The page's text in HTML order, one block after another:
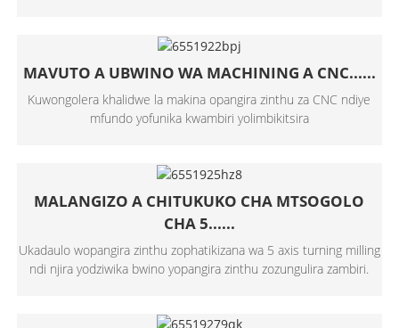
MAVUTO A UBWINO WA MACHINING A CNC......
Kuwongolera khalidwe la makina opangira zinthu za CNC ndiye
mfundo yofunika kwambiri yolimbikitsira
MALANGIZO A CHITUKUKO CHA MTSOGOLO
CHA 5......
Ukadaulo wopangira zinthu zophatikizana wa 5 axis turning milling
ndi njira yodziwika bwino yopangira zinthu zozungulira zambiri.